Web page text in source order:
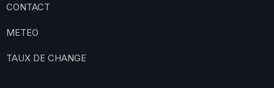
CONTACT
METEO
TAUX DE CHANGE